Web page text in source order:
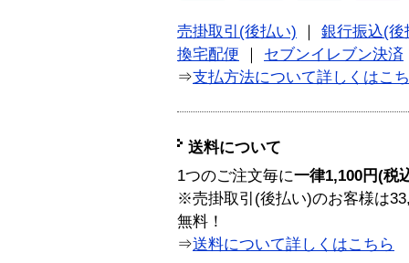
売掛取引(後払い)
銀行振込(後
換宅配便
セブンイレブン決済
⇒支払方法について詳しくはこ
送料について
1つのご注文毎に一律1,100円(税
※売掛取引(後払い)のお客様は
無料！
⇒送料について詳しくはこちら